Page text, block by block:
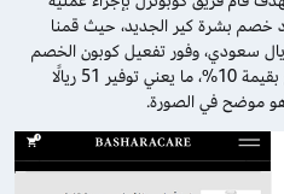
خصم بشرة كير الجديد، حيث قمنا
منتجات بقيمة إجمالية 510 ريال سعودي، وفور تفعيل كوبون الخصم
) على الطلبية تم تخفيض المبلغ بقيمة 10%، ما يعني توفير 51 ريالًا
موضح في الصورة.